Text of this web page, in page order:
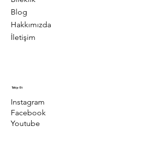
Blog
Hakkımızda
İletişim
Takip Et
Instagram
Facebook
Youtube